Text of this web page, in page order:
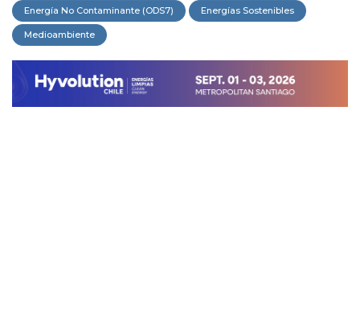
Energía No Contaminante (ODS7) Energías Sostenibles
Medioambiente